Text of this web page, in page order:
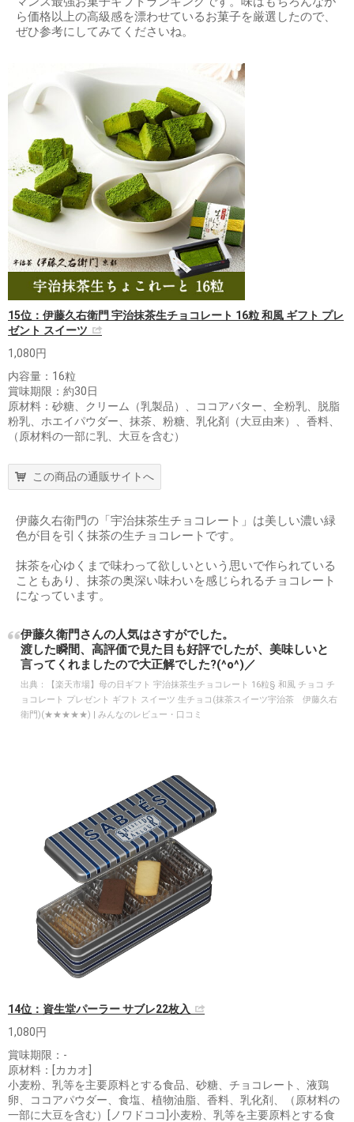
ら価格以上の高級感を漂わせているお菓子を厳選したので、
ぜひ参考にしてみてくださいね。
15位：伊藤久右衛門 宇治抹茶生チョコレート 16粒 和風 ギフト プレ
ゼント スイーツ
1,080円
内容量：16粒
賞味期限：約30日
原材料：砂糖、クリーム（乳製品）、ココアバター、全粉乳、脱脂
粉乳、ホエイパウダー、抹茶、粉糖、乳化剤（大豆由来）、香料、
（原材料の一部に乳、大豆を含む）
この商品の通販サイトへ
伊藤久右衛門の「宇治抹茶生チョコレート」は美しい濃い緑
色が目を引く抹茶の生チョコレートです。
抹茶を心ゆくまで味わって欲しいという思いで作られている
こともあり、抹茶の奥深い味わいを感じられるチョコレート
になっています。
伊藤久衛門さんの人気はさすがでした。
渡した瞬間、高評価で見た目も好評でしたが、美味しいと
言ってくれましたので大正解でした?(^o^)／
出典：
【楽天市場】母の日ギフト 宇治抹茶生チョコレート 16粒§ 和風 チョコ チ
ョコレート プレゼント ギフト スイーツ 生チョコ(抹茶スイーツ宇治茶 伊藤久右
衛門)(★★★★★) | みんなのレビュー・口コミ
14位：資生堂パーラー サブレ22枚入
1,080円
賞味期限：-
原材料：[カカオ]
小麦粉、乳等を主要原料とする食品、砂糖、チョコレート、液鶏
卵、ココアパウダー、食塩、植物油脂、香料、乳化剤、（原材料の
一部に大豆を含む）[ノワドココ]小麦粉、乳等を主要原料とする食